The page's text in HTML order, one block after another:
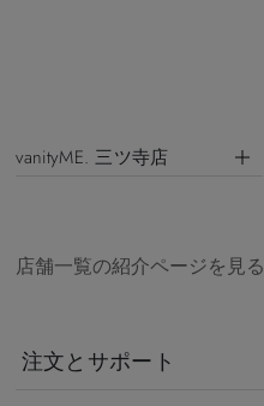
vanityME. 三ツ寺店
店舗一覧の紹介ページを見る
注文とサポート